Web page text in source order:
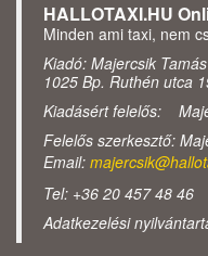
HALLOTAXI.HU
Minden ami taxi, nem
Kiadó: Majercsik Tamás
1025 Bp. Ruthén utca
Kiadásért felelős:
Felelős szerkesztő:
Email:
Tel: +36 20 457 48 46
Adatkezelési